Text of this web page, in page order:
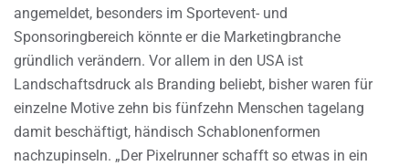
angemeldet, besonders im Sportevent- und
Sponsoringbereich könnte er die Marketingbranche
gründlich verändern. Vor allem in den USA ist
Landschaftsdruck als Branding beliebt, bisher waren für
einzelne Motive zehn bis fünfzehn Menschen tagelang
damit beschäftigt, händisch Schablonenformen
nachzupinseln. „Der Pixelrunner schafft so etwas in ein